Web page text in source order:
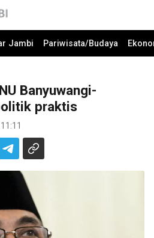
Jambi Pariwisata/Budaya
Banyuwangi-
praktis